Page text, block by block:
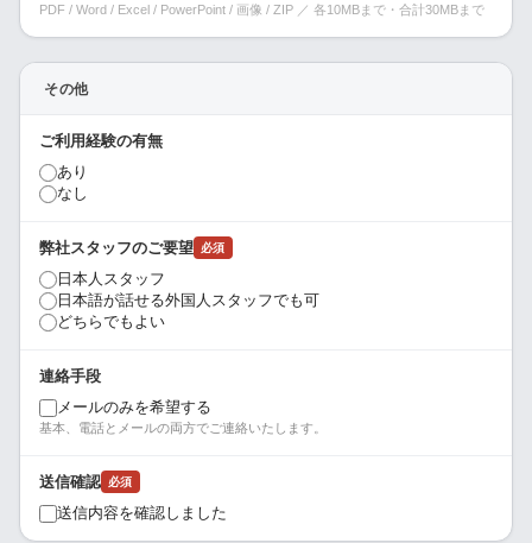
PDF / Word / Excel / PowerPoint / 画像 / ZIP ／ 各10MBまで・合計30MBまで
その他
ご利用経験の有無
あり
なし
弊社スタッフのご要望 必須
日本人スタッフ
日本語が話せる外国人スタッフでも可
どちらでもよい
連絡手段
メールのみを希望する
基本、電話とメールの両方でご連絡いたします。
送信確認 必須
送信内容を確認しました